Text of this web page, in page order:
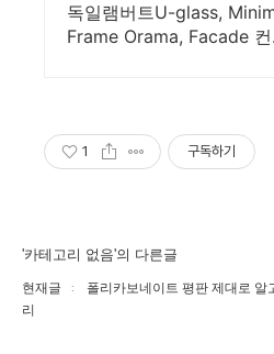
독일램버트U-glass,
Frame Orama, Facade 컨
1 구독하기
'카테고리 없음'의 다른글
현재글
폴리카보네이트 평판 제대로 알
리